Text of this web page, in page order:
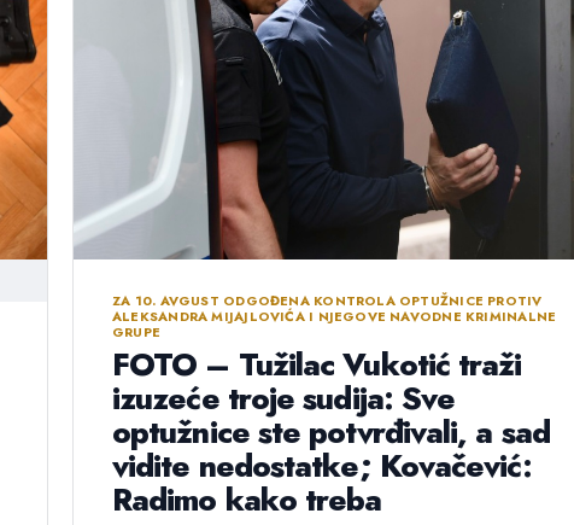
ZA 10. AVGUST ODGOĐENA KONTROLA OPTUŽNICE PROTIV
ALEKSANDRA MIJAJLOVIĆA I NJEGOVE NAVODNE KRIMINALNE
GRUPE
FOTO – Tužilac Vukotić traži
izuzeće troje sudija: Sve
optužnice ste potvrđivali, a sad
vidite nedostatke; Kovačević:
Radimo kako treba